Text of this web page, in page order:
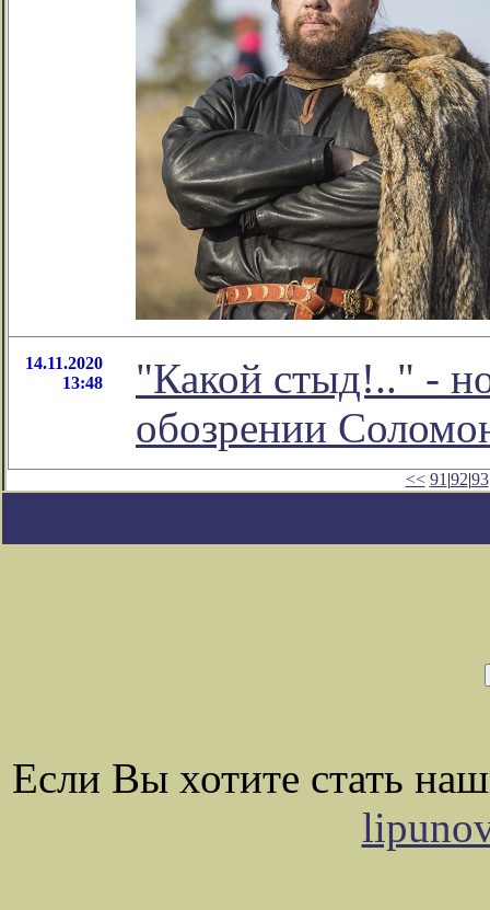
14.11.2020
13:48
"Какой стыд!.." -
обозрении
<< 91 |92|93
Если Вы хотите стать